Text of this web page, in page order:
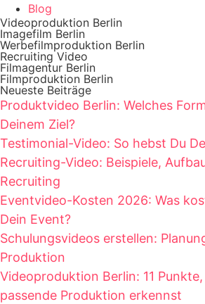
Blog
Videoproduktion Berlin
Imagefilm Berlin
Werbefilmproduktion Berlin
Recruiting Video
Filmagentur Berlin
Filmproduktion Berlin
Neueste Beiträge
Produktvideo Berlin: Welches
Deinem Ziel?
Testimonial-Video: So hebst Du
Recruiting-Video: Beispiele,
Recruiting
Eventvideo-Kosten 2026: Was
Dein Event?
Schulungsvideos erstellen:
Produktion
Videoproduktion Berlin: 11
passende Produktion erkennst